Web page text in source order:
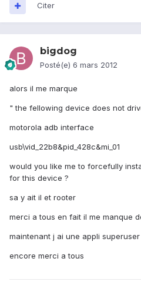
Citer
bigdog
Posté(e) 6 mars 2012
alors il me marque
" the fellowing device does not
motorola adb interface
usb\vid_22b8&pid_428c&mi_01
would you like me to forcefully
for this device ?
sa y ait il et rooter
merci a tous en fait il me manque
maintenant j ai une appli
encore merci a tous